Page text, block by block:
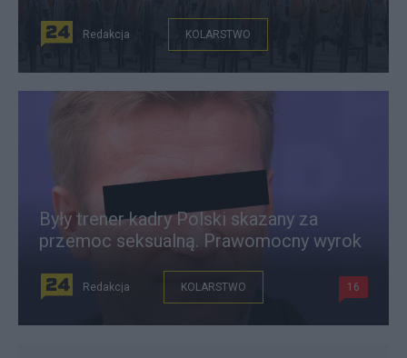
Redakcja KOLARSTWO
Były trener kadry Polski skazany za
przemoc seksualną. Prawomocny wyrok
Redakcja KOLARSTWO 16